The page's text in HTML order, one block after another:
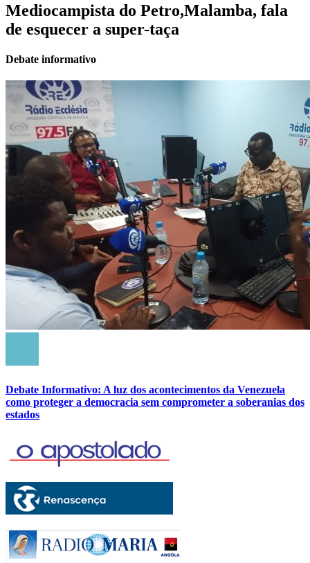
Mediocampista do Petro,Malamba, fala
de esquecer a super-taça
Debate informativo
Debate Informativo: A luz dos acontecimentos da Venezuela
como proteger a democracia sem comprometer a soberanias dos
estados